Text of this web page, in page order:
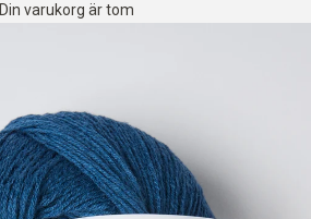
Din varukorg är tom